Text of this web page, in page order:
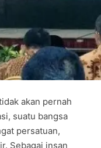
akan pernah
suatu bangsa
persatuan,
Sebagai insan